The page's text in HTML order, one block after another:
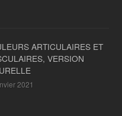
ARTICULAIRES ET
VERSION
2021